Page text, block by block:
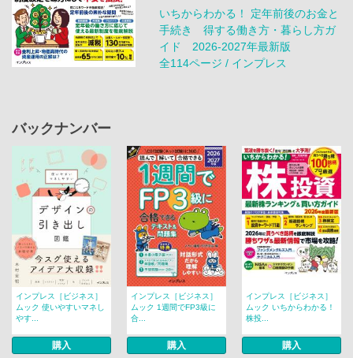
いちからわかる！ 定年前後のお金と
手続き 得する働き方・暮らし方ガ
イド 2026-2027年最新版
全114ページ / インプレス
バックナンバー
インプレス［ビジネス］
ムック 使いやすいマネし
やす...
購入
インプレス［ビジネス］
ムック 1週間でFP3級に
合...
購入
インプレス［ビジネス］
ムック いちからわかる！
株投...
購入